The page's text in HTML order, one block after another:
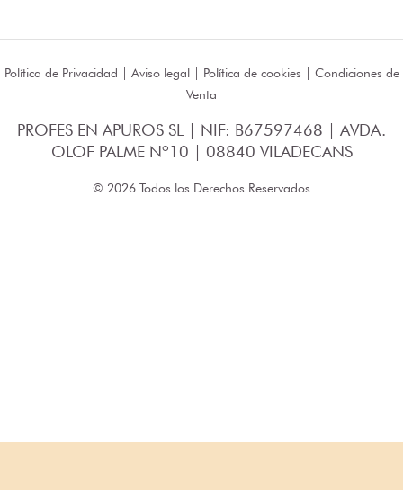
Política de Privacidad | Aviso legal| Política de cookies | Condiciones de
Venta
PROFES EN APUROS SL | NIF: B67597468 | AVDA.
OLOF PALME Nº10 | 08840 VILADECANS
© 2026 Todos los Derechos Reservados